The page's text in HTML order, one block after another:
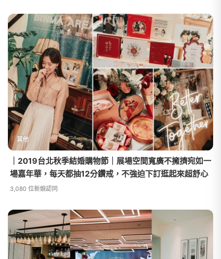
其他
｜2019台北秋季結婚購物節｜展場空間寬廣不擁擠宛如一
場嘉年華，每天都抽12分鑽戒，不強迫下訂逛起來超舒心
3,080 位新娘認同